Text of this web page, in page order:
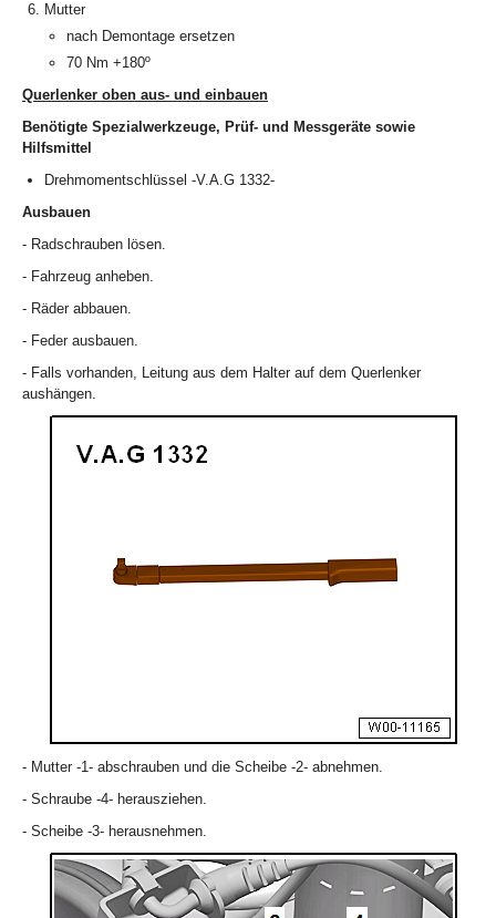
Mutter
nach Demontage ersetzen
70 Nm +180º
Querlenker oben aus- und einbauen
Benötigte Spezialwerkzeuge, Prüf- und Messgeräte sowie
Hilfsmittel
Drehmomentschlüssel -V.A.G 1332-
Ausbauen
- Radschrauben lösen.
- Fahrzeug anheben.
- Räder abbauen.
- Feder ausbauen.
- Falls vorhanden, Leitung aus dem Halter auf dem Querlenker
aushängen.
- Mutter -1- abschrauben und die Scheibe -2- abnehmen.
- Schraube -4- herausziehen.
- Scheibe -3- herausnehmen.